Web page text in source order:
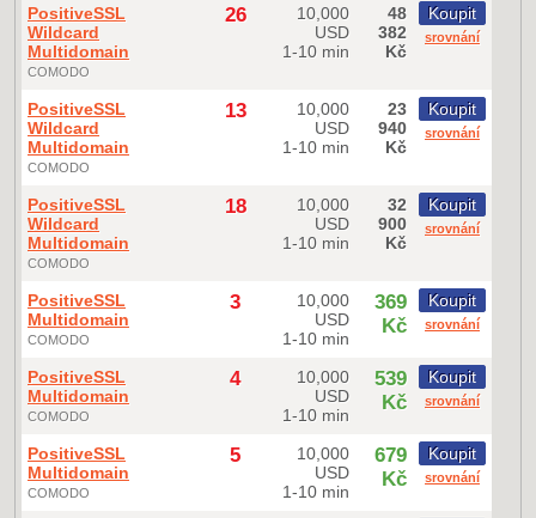
PositiveSSL
Wildcard
Multidomain
COMODO
26
10,000
USD
1-10 min
48
382
Kč
Koupit
srovnání
PositiveSSL
Wildcard
Multidomain
COMODO
13
10,000
USD
1-10 min
23
940
Kč
Koupit
srovnání
PositiveSSL
Wildcard
Multidomain
COMODO
18
10,000
USD
1-10 min
32
900
Kč
Koupit
srovnání
PositiveSSL
Multidomain
COMODO
3
10,000
USD
1-10 min
369
Kč
Koupit
srovnání
PositiveSSL
Multidomain
COMODO
4
10,000
USD
1-10 min
539
Kč
Koupit
srovnání
PositiveSSL
Multidomain
COMODO
5
10,000
USD
1-10 min
679
Kč
Koupit
srovnání